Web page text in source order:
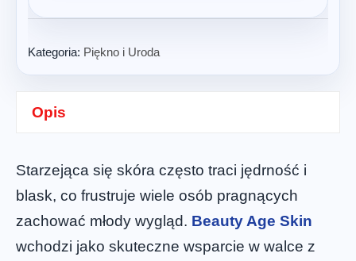
Kategoria: Piękno i Uroda
Opis
Starzejąca się skóra często traci jędrność i
blask, co frustruje wiele osób pragnących
zachować młody wygląd. Beauty Age Skin
wchodzi jako skuteczne wsparcie w walce z